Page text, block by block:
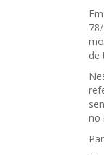
de
no